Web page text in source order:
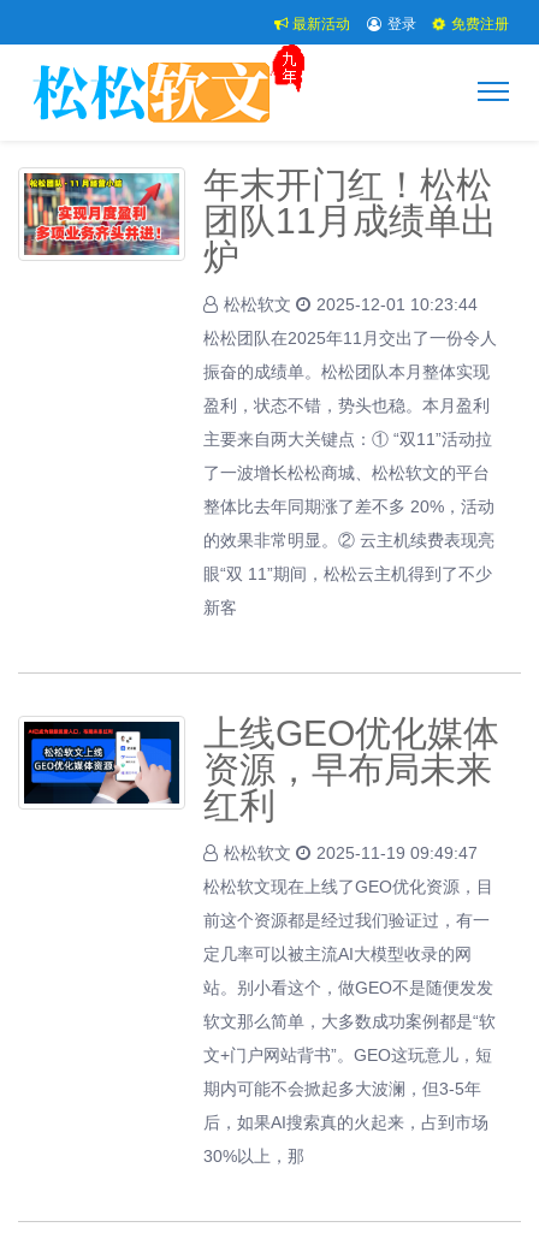
最新活动 登录 免费注册
年末开门红！松松
团队11月成绩单出
炉
松松软文
2025-12-01 10:23:44
松松团队在2025年11月交出了一份令人
振奋的成绩单。松松团队本月整体实现
盈利，状态不错，势头也稳。本月盈利
主要来自两大关键点：① “双11”活动拉
了一波增长松松商城、松松软文的平台
整体比去年同期涨了差不多 20%，活动
的效果非常明显。② 云主机续费表现亮
眼“双 11”期间，松松云主机得到了不少
新客
上线GEO优化媒体
资源，早布局未来
红利
松松软文
2025-11-19 09:49:47
松松软文现在上线了GEO优化资源，目
前这个资源都是经过我们验证过，有一
定几率可以被主流AI大模型收录的网
站。别小看这个，做GEO不是随便发发
软文那么简单，大多数成功案例都是“软
文+门户网站背书”。GEO这玩意儿，短
期内可能不会掀起多大波澜，但3-5年
后，如果AI搜索真的火起来，占到市场
30%以上，那